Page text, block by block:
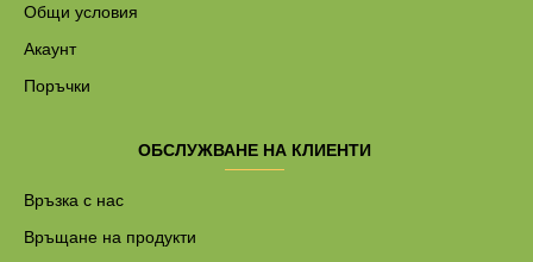
Общи условия
Акаунт
Поръчки
ОБСЛУЖВАНЕ НА КЛИЕНТИ
Връзка с нас
Връщане на продукти